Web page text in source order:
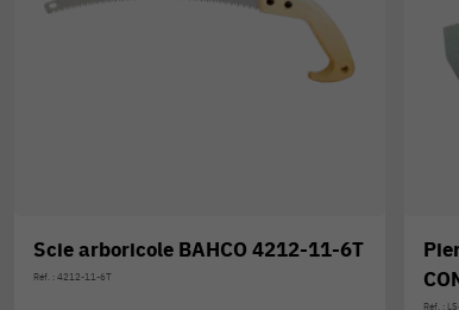
Pierre à affûter BAHCO LS-
COMBINESS